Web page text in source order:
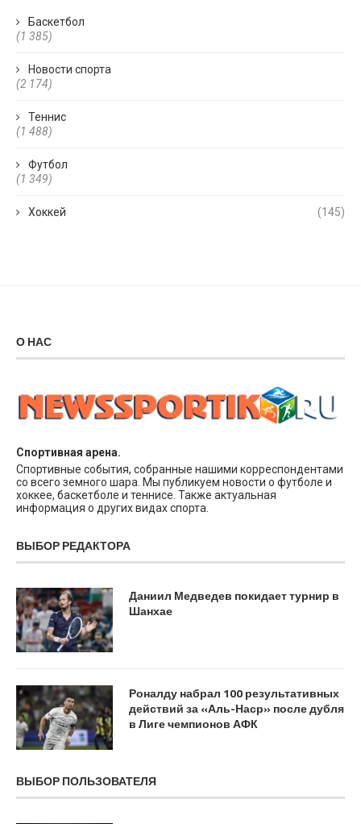
Баскетбол
(1 385)
Новости спорта
(2 174)
Теннис
(1 488)
Футбол
(1 349)
Хоккей (145)
О НАС
Спортивная арена.
Спортивные события, собранные нашими корреспондентами
со всего земного шара. Мы публикуем новости о футболе и
хоккее, баскетболе и теннисе. Также актуальная
информация о других видах спорта.
ВЫБОР РЕДАКТОРА
Даниил Медведев покидает турнир в
Шанхае
Роналду набрал 100 результативных
действий за «Аль-Наср» после дубля
в Лиге чемпионов АФК
ВЫБОР ПОЛЬЗОВАТЕЛЯ